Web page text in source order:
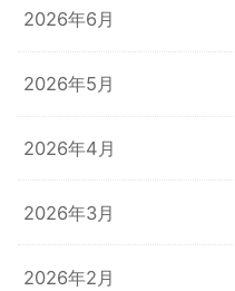
2026年6月
2026年5月
2026年4月
2026年3月
2026年2月